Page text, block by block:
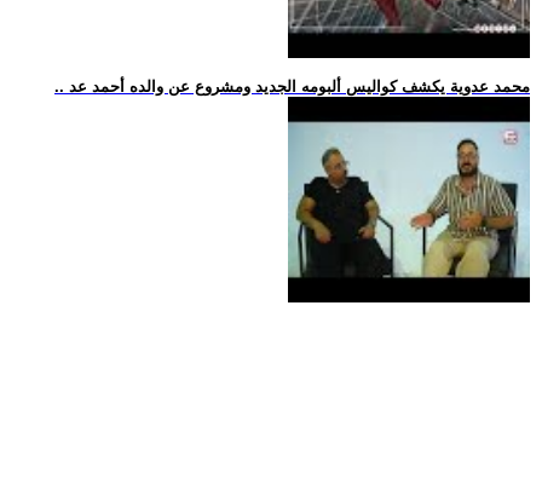
.. محمد عدوية يكشف كواليس ألبومه الجديد ومشروع عن والده أحمد عد